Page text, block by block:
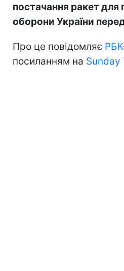
постачання ракет для
оборони України
Про це повідомляє
посиланням на Sunday